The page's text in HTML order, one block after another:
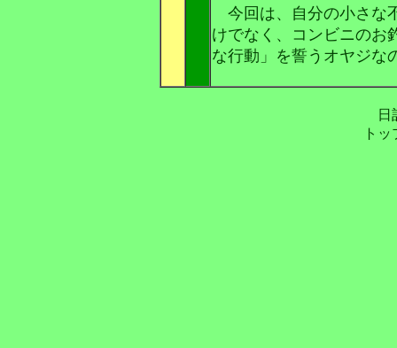
今回は、自分の小さな
けでなく、コンビニのお
な行動」を誓うオヤジな
日
ト